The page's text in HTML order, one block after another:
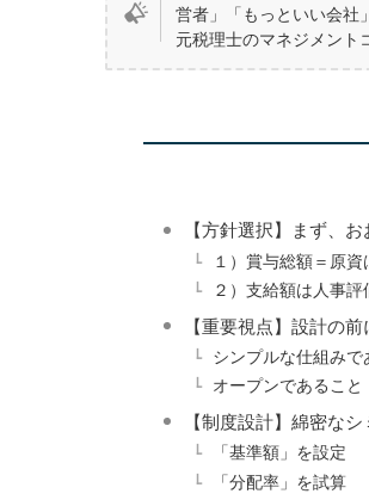
営者」「もっといい会社
元税理士のマネジメント
【方針選択】まず、お
１）賞与総額＝原
２）支給額は人事
【重要視点】設計の前
シンプルな仕組みで
オープンであること
【制度設計】綿密な
「基準額」を設定
「分配率」を試算